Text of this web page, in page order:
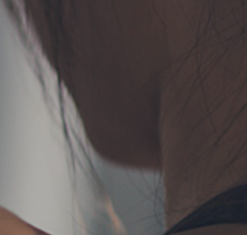
AGLAIA Blog
TERMS